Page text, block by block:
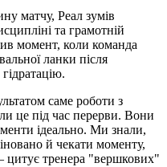
матчу, Реал зумів
та грамотній
момент, коли команда
ланки після
саме роботи з
це під час перерви. Вони
ідеально. Ми знали,
й чекати моменту,
цитує тренера "вершкових"